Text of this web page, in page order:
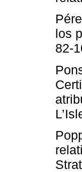
los
82-